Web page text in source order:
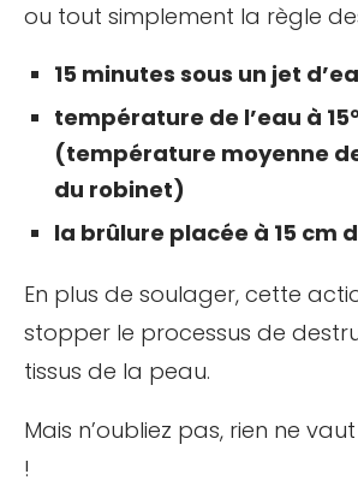
ou tout simplement la règle
15 minutes sous un jet
température de l’eau à
(température moyenne
du robinet)
la brûlure placée à 15 cm
En plus de soulager, cette
stopper le processus de
tissus de la peau.
Mais n’oubliez pas, rien ne
!